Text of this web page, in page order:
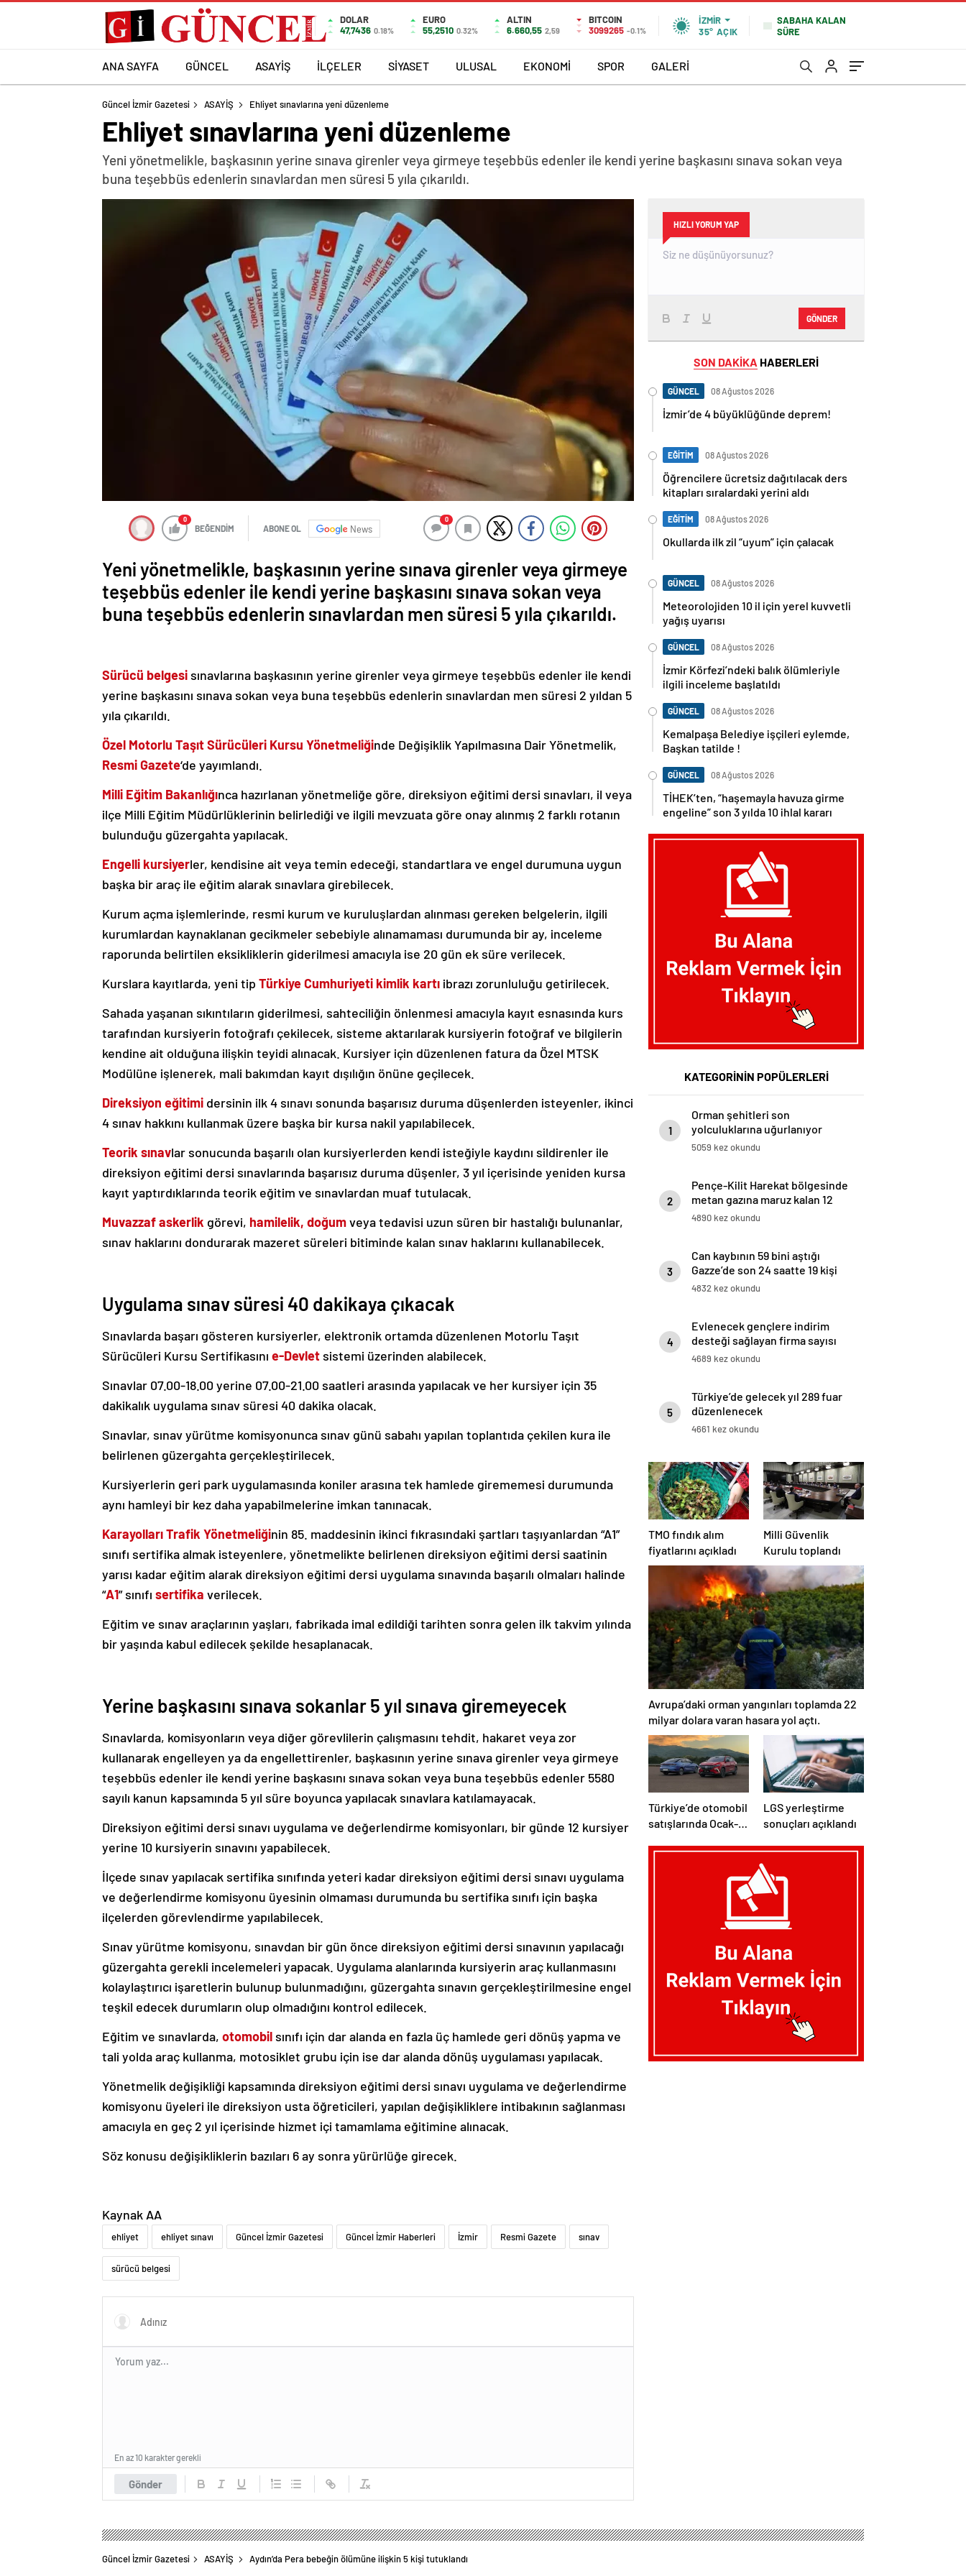
DOLAR
47,7436 0.18%
EURO
55,2510 0.32%
ALTIN
6.660,55 2,59
BITCOIN
3099265 -0.1%
İZMIR
35° AÇIK
SABAHA KALAN
SÜRE
ANA SAYFA GÜNCEL ASAYİŞ İLÇELER SİYASET ULUSAL EKONOMİ SPOR GALERİ
Güncel İzmir Gazetesi ASAYİŞ Ehliyet sınavlarına yeni düzenleme
Ehliyet sınavlarına yeni düzenleme
Yeni yönetmelikle, başkasının yerine sınava girenler veya girmeye teşebbüs edenler ile kendi yerine başkasını sınava sokan veya
buna teşebbüs edenlerin sınavlardan men süresi 5 yıla çıkarıldı.
0
BEĞENDİM ABONE OL News
0
Yeni yönetmelikle, başkasının yerine sınava girenler veya girmeye
teşebbüs edenler ile kendi yerine başkasını sınava sokan veya
buna teşebbüs edenlerin sınavlardan men süresi 5 yıla çıkarıldı.
Sürücü belgesi sınavlarına başkasının yerine girenler veya girmeye teşebbüs edenler ile kendi
yerine başkasını sınava sokan veya buna teşebbüs edenlerin sınavlardan men süresi 2 yıldan 5
yıla çıkarıldı.
Özel Motorlu Taşıt Sürücüleri Kursu Yönetmeliğinde Değişiklik Yapılmasına Dair Yönetmelik,
Resmi Gazete‘de yayımlandı.
Milli Eğitim Bakanlığınca hazırlanan yönetmeliğe göre, direksiyon eğitimi dersi sınavları, il veya
ilçe Milli Eğitim Müdürlüklerinin belirlediği ve ilgili mevzuata göre onay alınmış 2 farklı rotanın
bulunduğu güzergahta yapılacak.
Engelli kursiyerler, kendisine ait veya temin edeceği, standartlara ve engel durumuna uygun
başka bir araç ile eğitim alarak sınavlara girebilecek.
Kurum açma işlemlerinde, resmi kurum ve kuruluşlardan alınması gereken belgelerin, ilgili
kurumlardan kaynaklanan gecikmeler sebebiyle alınamaması durumunda bir ay, inceleme
raporunda belirtilen eksikliklerin giderilmesi amacıyla ise 20 gün ek süre verilecek.
Kurslara kayıtlarda, yeni tip Türkiye Cumhuriyeti kimlik kartı ibrazı zorunluluğu getirilecek.
Sahada yaşanan sıkıntıların giderilmesi, sahteciliğin önlenmesi amacıyla kayıt esnasında kurs
tarafından kursiyerin fotoğrafı çekilecek, sisteme aktarılarak kursiyerin fotoğraf ve bilgilerin
kendine ait olduğuna ilişkin teyidi alınacak. Kursiyer için düzenlenen fatura da Özel MTSK
Modülüne işlenerek, mali bakımdan kayıt dışılığın önüne geçilecek.
Direksiyon eğitimi dersinin ilk 4 sınavı sonunda başarısız duruma düşenlerden isteyenler, ikinci
4 sınav hakkını kullanmak üzere başka bir kursa nakil yapılabilecek.
Teorik sınavlar sonucunda başarılı olan kursiyerlerden kendi isteğiyle kaydını sildirenler ile
direksiyon eğitimi dersi sınavlarında başarısız duruma düşenler, 3 yıl içerisinde yeniden kursa
kayıt yaptırdıklarında teorik eğitim ve sınavlardan muaf tutulacak.
Muvazzaf askerlik görevi, hamilelik, doğumveya tedavisi uzun süren bir hastalığı bulunanlar,
sınav haklarını dondurarak mazeret süreleri bitiminde kalan sınav haklarını kullanabilecek.
Uygulama sınav süresi 40 dakikaya çıkacak
Sınavlarda başarı gösteren kursiyerler, elektronik ortamda düzenlenen Motorlu Taşıt
Sürücüleri Kursu Sertifikasını e-Devlet sistemi üzerinden alabilecek.
Sınavlar 07.00-18.00 yerine 07.00-21.00 saatleri arasında yapılacak ve her kursiyer için 35
dakikalık uygulama sınav süresi 40 dakika olacak.
Sınavlar, sınav yürütme komisyonunca sınav günü sabahı yapılan toplantıda çekilen kura ile
belirlenen güzergahta gerçekleştirilecek.
Kursiyerlerin geri park uygulamasında koniler arasına tek hamlede girememesi durumunda
aynı hamleyi bir kez daha yapabilmelerine imkan tanınacak.
Karayolları Trafik Yönetmeliğinin 85. maddesinin ikinci fıkrasındaki şartları taşıyanlardan “A1”
sınıfı sertifika almak isteyenlere, yönetmelikte belirlenen direksiyon eğitimi dersi saatinin
yarısı kadar eğitim alarak direksiyon eğitimi dersi uygulama sınavında başarılı olmaları halinde
“A1” sınıfı sertifika verilecek.
Eğitim ve sınav araçlarının yaşları, fabrikada imal edildiği tarihten sonra gelen ilk takvim yılında
bir yaşında kabul edilecek şekilde hesaplanacak.
Yerine başkasını sınava sokanlar 5 yıl sınava giremeyecek
Sınavlarda, komisyonların veya diğer görevlilerin çalışmasını tehdit, hakaret veya zor
kullanarak engelleyen ya da engellettirenler, başkasının yerine sınava girenler veya girmeye
teşebbüs edenler ile kendi yerine başkasını sınava sokan veya buna teşebbüs edenler 5580
sayılı kanun kapsamında 5 yıl süre boyunca yapılacak sınavlara katılamayacak.
Direksiyon eğitimi dersi sınavı uygulama ve değerlendirme komisyonları, bir günde 12 kursiyer
yerine 10 kursiyerin sınavını yapabilecek.
İlçede sınav yapılacak sertifika sınıfında yeteri kadar direksiyon eğitimi dersi sınavı uygulama
ve değerlendirme komisyonu üyesinin olmaması durumunda bu sertifika sınıfı için başka
ilçelerden görevlendirme yapılabilecek.
Sınav yürütme komisyonu, sınavdan bir gün önce direksiyon eğitimi dersi sınavının yapılacağı
güzergahta gerekli incelemeleri yapacak. Uygulama alanlarında kursiyerin araç kullanmasını
kolaylaştırıcı işaretlerin bulunup bulunmadığını, güzergahta sınavın gerçekleştirilmesine engel
teşkil edecek durumların olup olmadığını kontrol edilecek.
Eğitim ve sınavlarda, otomobil sınıfı için dar alanda en fazla üç hamlede geri dönüş yapma ve
tali yolda araç kullanma, motosiklet grubu için ise dar alanda dönüş uygulaması yapılacak.
Yönetmelik değişikliği kapsamında direksiyon eğitimi dersi sınavı uygulama ve değerlendirme
komisyonu üyeleri ile direksiyon usta öğreticileri, yapılan değişikliklere intibakının sağlanması
amacıyla en geç 2 yıl içerisinde hizmet içi tamamlama eğitimine alınacak.
Söz konusu değişikliklerin bazıları 6 ay sonra yürürlüğe girecek.
Kaynak AA
ehliyet ehliyet sınavı Güncel İzmir Gazetesi Güncel İzmir Haberleri İzmir Resmi Gazete sınav
sürücü belgesi
Gönder
En az 10 karakter gerekli
HIZLI YORUM YAP
GÖNDER
SON DAKİKA HABERLERİ
GÜNCEL 08 Ağustos 2026
İzmir’de 4 büyüklüğünde deprem!
EĞİTİM 08 Ağustos 2026
Öğrencilere ücretsiz dağıtılacak ders
kitapları sıralardaki yerini aldı
EĞİTİM 08 Ağustos 2026
Okullarda ilk zil “uyum” için çalacak
GÜNCEL 08 Ağustos 2026
Meteorolojiden 10 il için yerel kuvvetli
yağış uyarısı
GÜNCEL 08 Ağustos 2026
İzmir Körfezi’ndeki balık ölümleriyle
ilgili inceleme başlatıldı
GÜNCEL 08 Ağustos 2026
Kemalpaşa Belediye işçileri eylemde,
Başkan tatilde !
GÜNCEL 08 Ağustos 2026
TİHEK’ten, “haşemayla havuza girme
engeline” son 3 yılda 10 ihlal kararı
KATEGORİNİN POPÜLERLERİ
1
Orman şehitleri son
yolculuklarına uğurlanıyor
5059 kez okundu
2
Pençe-Kilit Harekat bölgesinde
metan gazına maruz kalan 12
asker şehit oldu
4890 kez okundu
3
Can kaybının 59 bini aştığı
Gazze’de son 24 saatte 19 kişi
açlıktan hayatını kaybetti
4832 kez okundu
4
Evlenecek gençlere indirim
desteği sağlayan firma sayısı
artıyor
4689 kez okundu
5
Türkiye’de gelecek yıl 289 fuar
düzenlenecek
4661 kez okundu
TMO fındık alım
fiyatlarını açıkladı
Milli Güvenlik
Kurulu toplandı
Avrupa’daki orman yangınları toplamda 22
milyar dolara varan hasara yol açtı.
Türkiye’de otomobil
satışlarında Ocak-
döneminde
LGS yerleştirme
sonuçları açıklandı
Güncel İzmir Gazetesi ASAYİŞ Aydın’da Pera bebeğin ölümüne ilişkin 5 kişi tutuklandı